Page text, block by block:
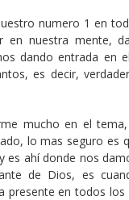
numero 1 en
en nuestra mente,
dando entrada en
es decir,
mucho en el
lo mas seguro
es ahí donde nos
de Dios, es
presente en todos